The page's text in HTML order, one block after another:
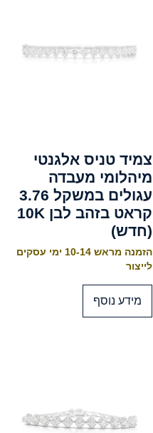
צמיד טניס אלגנטי
מיהלומי מעבדה
עגולים במשקל 3.76
קראט בזהב לבן 10K
(חדש)
הזמנה מראש 10-14 ימי עסקים
לייצור
מידע נוסף